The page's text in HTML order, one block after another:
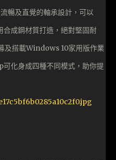
暢及直覺的軸承設計，可以
成鋼材質打造，絕對堅固耐
及搭載Windows 10家用版作業
化身成四種不同模式，助你提